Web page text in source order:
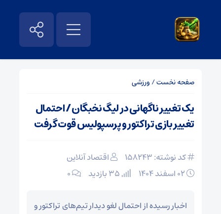
صفحه نخست/ ورزشی
یک تغییر ناگهانی در لیگ نخبگان / احتمال
تغییر بازی تراکتور و پرسپولیس قوت گرفت
کد نوشته: 158243
اقتصاد آنلاین
۰
اخبار رسیده از احتمال لغو دیدار تیم‌های تراکتور و